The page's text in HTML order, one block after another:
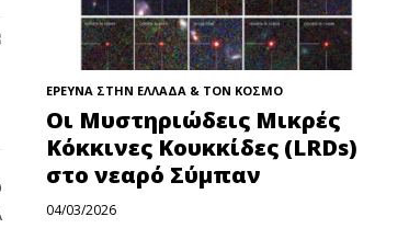
ΕΡΕΥΝΑ ΣΤΗΝ ΕΛΛΑΔΑ & ΤΟΝ ΚΟΣΜΟ
Οι Μυστηριώδεις Μικρές
Κόκκινες Κουκκίδες (LRDs)
στο νεαρό Σύμπαν
04/03/2026